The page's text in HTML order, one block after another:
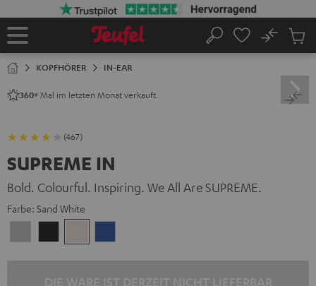
Startseite
Suche
No
KOPFHÖRER IN-EAR
360+ Mal im letzten Monat verkauft.
(467)
SUPREME IN
Bold. Colourful. Inspiring. We All Are SUPREME.
Farbe: Sand White
Gray
Black White